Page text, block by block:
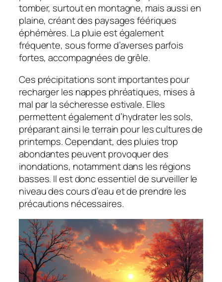
tomber, surtout en montagne, mais aussi en
plaine, créant des paysages féériques
éphémères. La pluie est également
fréquente, sous forme d’averses parfois
fortes, accompagnées de grêle.
Ces précipitations sont importantes pour
recharger les nappes phréatiques, mises à
mal par la sécheresse estivale. Elles
permettent également d’hydrater les sols,
préparant ainsi le terrain pour les cultures de
printemps. Cependant, des pluies trop
abondantes peuvent provoquer des
inondations, notamment dans les régions
basses. Il est donc essentiel de surveiller le
niveau des cours d’eau et de prendre les
précautions nécessaires.